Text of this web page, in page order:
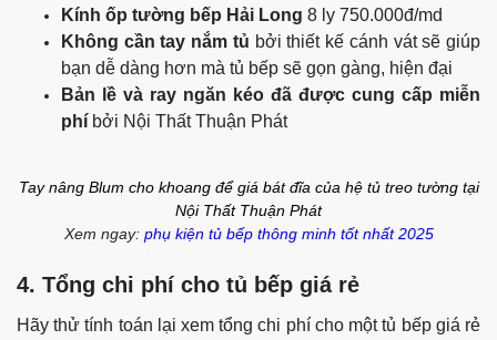
Kính ốp tường bếp Hải Long 8 ly 750.000đ/md
Không cần tay nắm tủ bởi thiết kế cánh vát sẽ giúp
bạn dễ dàng hơn mà tủ bếp sẽ gọn gàng, hiện đại
Bản lề và ray ngăn kéo đã được cung cấp miễn
phí bởi Nội Thất Thuận Phát
Tay nâng Blum cho khoang để giá bát đĩa của hệ tủ treo tường tại
Nội Thất Thuận Phát
Xem ngay: phụ kiện tủ bếp thông minh tốt nhất 2025
4. Tổng chi phí cho tủ bếp giá rẻ
Hãy thử tính toán lại xem tổng chi phí cho một tủ bếp giá rẻ